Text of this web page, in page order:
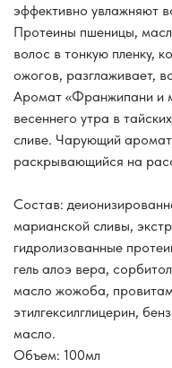
эффективно увлажняют
Протеины пшеницы,
волос в тонкую пленку,
ожогов, разглаживает,
Аромат «Франжипани и
весеннего утра в
сливе. Чарующий
раскрывающийся на
Состав:
марианской сливы,
гидролизованные
гель алоэ вера,
масло жожоба,
этилгексилглицерин,
масло.
Объем: 100мл